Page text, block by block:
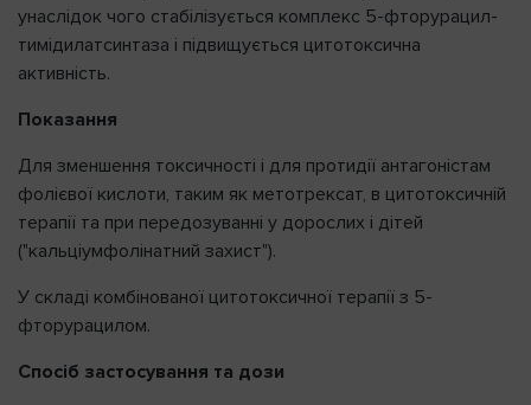
унаслідок чого стабілізується комплекс 5-фторурацил-
тимідилатсинтаза і підвищується цитотоксична
активність.
Показання
Для зменшення токсичності і для протидії антагоністам
фолієвої кислоти, таким як метотрексат, в цитотоксичній
терапії та при передозуванні у дорослих і дітей
("кальціумфолінатний захист").
У складі комбінованої цитотоксичної терапії з 5-
фторурацилом.
Спосіб застосування та дози